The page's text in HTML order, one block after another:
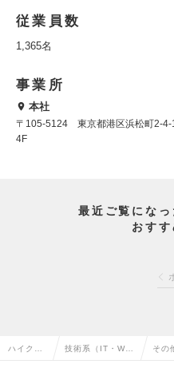
従業員数
1,365名
事業所
本社
〒105-5124 東京都港区浜松町2-4-
4F
最近ご覧にな
おすす
ハイクラ 技術系（IT・We その